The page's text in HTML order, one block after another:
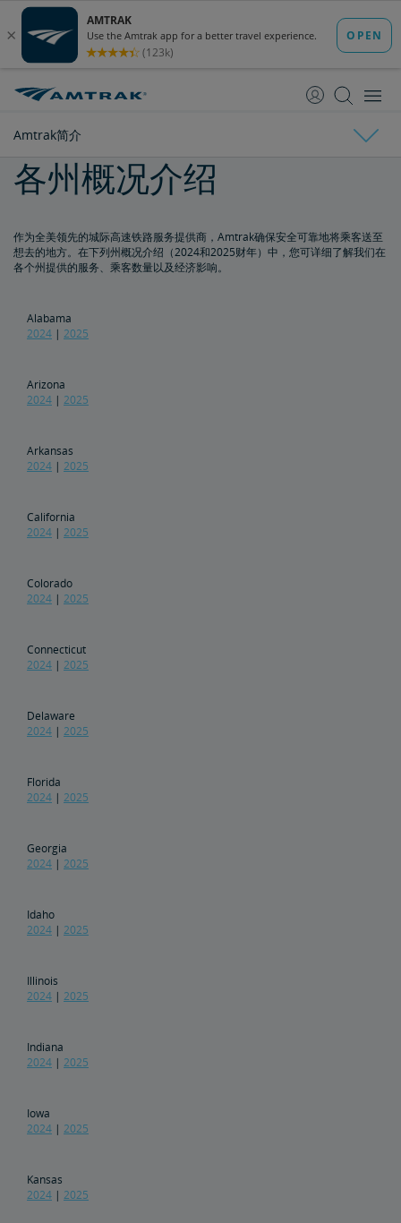
至
至
Amtrak简介
Amtrak简介
各州概况介绍
利益相关方常见问答
政府事务
Penn Station交通基础设施项目
Great American车站
提交FOIA请求说明
旅行社资源中心
企业旅行社
换票和退款
发送员工好评
Amtrak采购商机
房地产
未来铁路
Amtrak Airo
新一代Acela
基础设施改造
Northeast Corridor列车
各州概况介绍
作为全美领先的城际高速铁路服务提供商，Amtrak确保安全可靠地将乘客送至
想去的地方。在下列州概况介绍（2024和2025财年）中，您可详细了解我们在
各个州提供的服务、乘客数量以及经济影响。
Alabama
2024 | 2025
Arizona
2024 | 2025
Arkansas
2024 | 2025
California
2024 | 2025
Colorado
2024 | 2025
Connecticut
2024 | 2025
Delaware
2024 | 2025
Florida
2024 | 2025
Georgia
2024 | 2025
Idaho
2024 | 2025
Illinois
2024 | 2025
Indiana
2024 | 2025
Iowa
2024 | 2025
Kansas
2024 | 2025